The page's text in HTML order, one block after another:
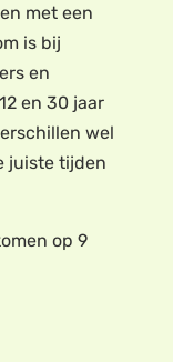
met een
is bij
en
en 30 jaar
wel
juiste tijden
op 9